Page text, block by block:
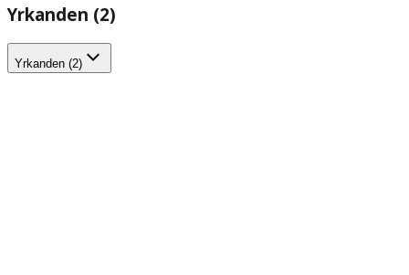
Yrkanden (2)
Yrkanden (2)